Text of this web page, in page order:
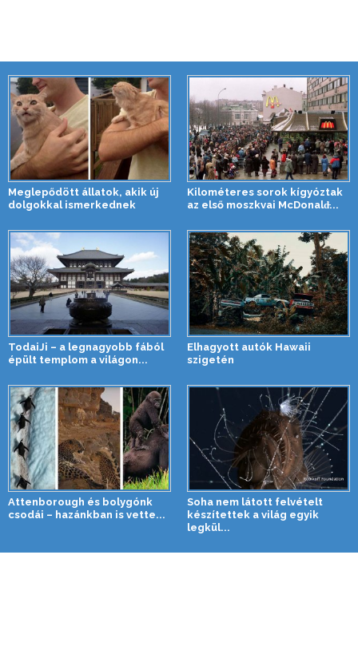
Meglepődött állatok, akik új
dolgokkal ismerkednek
Kilométeres sorok kígyóztak
az első moszkvai McDonald̵...
TodaiJi – a legnagyobb fából
épült templom a világon...
Elhagyott autók Hawaii
szigetén
Attenborough és bolygónk
csodái – hazánkban is vette...
Soha nem látott felvételt
készítettek a világ egyik
legkül...